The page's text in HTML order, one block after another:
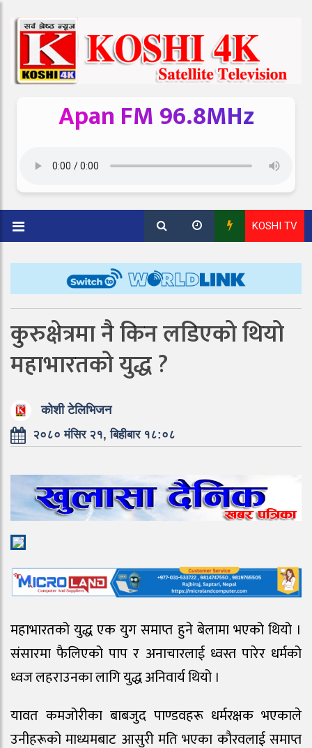
Apan FM 96.8MHz
KOSHI TV
कुरुक्षेत्रमा नै किन लडिएको थियो
महाभारतको युद्ध ?
कोशी टेलिभिजन
२०८० मंसिर २१, बिहीबार १८:०८
महाभारतको युद्ध एक युग समाप्त हुने बेलामा भएको थियो ।
संसारमा फैलिएको पाप र अनाचारलाई ध्वस्त पारेर धर्मको
ध्वज लहराउनका लागि युद्ध अनिवार्य थियो ।
यावत कमजोरीका बाबजुद पाण्डवहरू धर्मरक्षक भएकाले
उनीहरूको माध्यमबाट आसुरी मति भएका कौरवलाई समाप्त